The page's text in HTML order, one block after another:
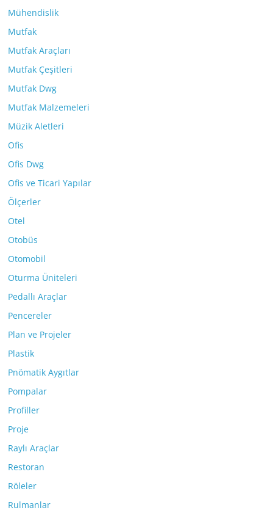
Mühendislik
Mutfak
Mutfak Araçları
Mutfak Çeşitleri
Mutfak Dwg
Mutfak Malzemeleri
Müzik Aletleri
Ofis
Ofis Dwg
Ofis ve Ticari Yapılar
Ölçerler
Otel
Otobüs
Otomobil
Oturma Üniteleri
Pedallı Araçlar
Pencereler
Plan ve Projeler
Plastik
Pnömatik Aygıtlar
Pompalar
Profiller
Proje
Raylı Araçlar
Restoran
Röleler
Rulmanlar